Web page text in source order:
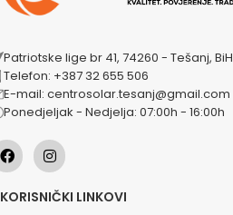
Patriotske lige br 41, 74260 - Tešanj, BiH
Telefon: +387 32 655 506
E-mail: centrosolar.tesanj@gmail.com
Ponedjeljak - Nedjelja: 07:00h - 16:00h
KORISNIČKI LINKOVI